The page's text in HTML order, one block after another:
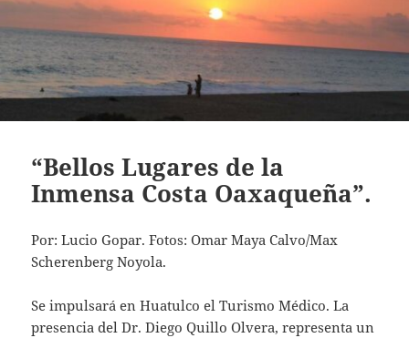
“Bellos Lugares de la
Inmensa Costa Oaxaqueña”.
Por: Lucio Gopar. Fotos: Omar Maya Calvo/Max
Scherenberg Noyola.
Se impulsará en Huatulco el Turismo Médico. La
presencia del Dr. Diego Quillo Olvera, representa un